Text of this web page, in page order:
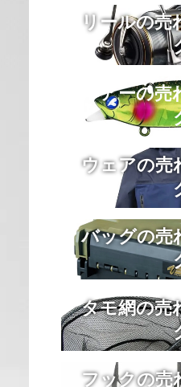
リールの売
ルアーの売
ウェアの売
バッグの売
タモ網の売
フックの売